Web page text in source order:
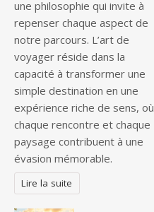
une philosophie qui invite à
repenser chaque aspect de
notre parcours. L’art de
voyager réside dans la
capacité à transformer une
simple destination en une
expérience riche de sens, où
chaque rencontre et chaque
paysage contribuent à une
évasion mémorable.
Lire la suite